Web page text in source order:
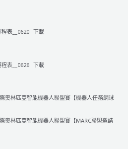
表__0620 下載
表__0626 下載
奧林匹亞智能機器人聯盟賽【機器人任務網球
奧林匹亞智能機器人聯盟賽【MARC聯盟邀請